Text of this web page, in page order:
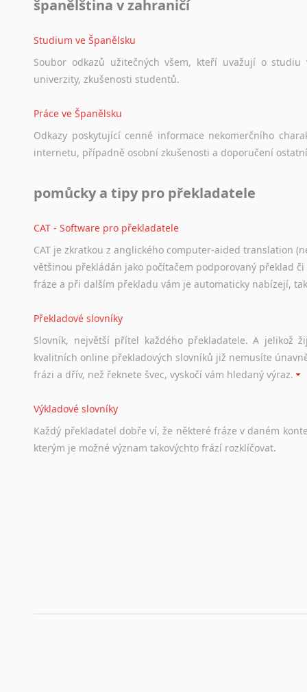
španělština v zahraničí
Studium ve Španělsku
Soubor odkazů užitečných všem, kteří uvažují o studiu
univerzity, zkušenosti studentů.
Práce ve Španělsku
Odkazy poskytující cenné informace nekomerčního
internetu, případně osobní zkušenosti a doporučení
pomůcky a tipy pro překladatele
CAT - Software pro překladatele
CAT je zkratkou z anglického computer-aided translation
většinou překládán jako počítačem podporovaný překlad
fráze a při dalším překladu vám je automaticky nabízejí,
Překladové slovníky
Slovník, největší přítel každého překladatele. A jelikož
kvalitních online překladových slovníků již nemusíte
frázi a dřív, než řeknete švec, vyskočí vám hledaný výraz.
Výkladové slovníky
Každý překladatel dobře ví, že některé fráze v daném
kterým je možné význam takovýchto frází rozklíčovat.